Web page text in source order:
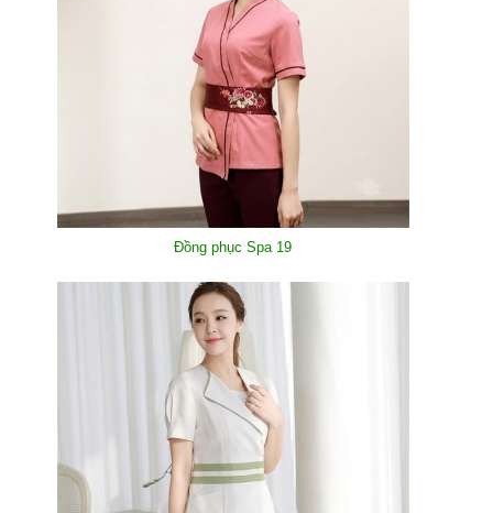
Đồng phục Spa 19